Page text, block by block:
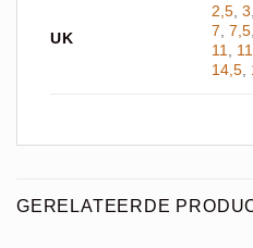
UK
2,5 ,3
7 ,7,5
11
14,5
GERELATEERDE